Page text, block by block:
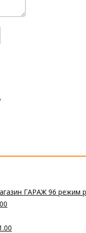
ГАРАЖ 96 режим